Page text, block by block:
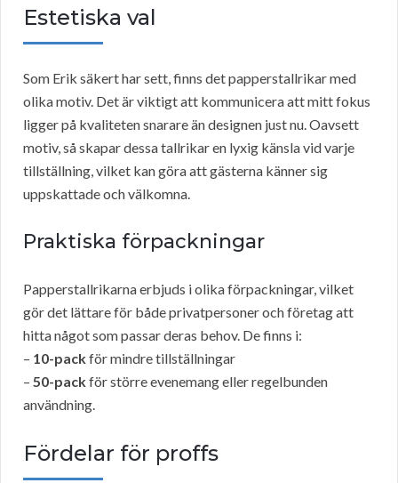
Estetiska val
Som Erik säkert har sett, finns det papperstallrikar med
olika motiv. Det är viktigt att kommunicera att mitt fokus
ligger på kvaliteten snarare än designen just nu. Oavsett
motiv, så skapar dessa tallrikar en lyxig känsla vid varje
tillställning, vilket kan göra att gästerna känner sig
uppskattade och välkomna.
Praktiska förpackningar
Papperstallrikarna erbjuds i olika förpackningar, vilket
gör det lättare för både privatpersoner och företag att
hitta något som passar deras behov. De finns i:
– 10-packför mindre tillställningar
– 50-packför större evenemang eller regelbunden
användning.
Fördelar för proffs